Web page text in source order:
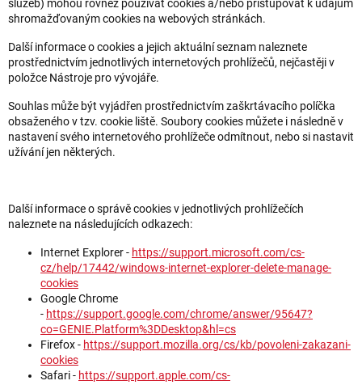
služeb) mohou rovněž používat cookies a/nebo přistupovat k údajům
shromažďovaným cookies na webových stránkách.
Další informace o cookies a jejich aktuální seznam naleznete
prostřednictvím jednotlivých internetových prohlížečů, nejčastěji v
položce Nástroje pro vývojáře.
Souhlas může být vyjádřen prostřednictvím zaškrtávacího políčka
obsaženého v tzv. cookie liště. Soubory cookies můžete i následně v
nastavení svého internetového prohlížeče odmítnout, nebo si nastavit
užívání jen některých.
Další informace o správě cookies v jednotlivých prohlížečích
naleznete na následujících odkazech:
Internet Explorer - https://support.microsoft.com/cs-
cz/help/17442/windows-internet-explorer-delete-manage-
cookies
Google Chrome
- https://support.google.com/chrome/answer/95647?
co=GENIE.Platform%3DDesktop&hl=cs
Firefox - https://support.mozilla.org/cs/kb/povoleni-zakazani-
cookies
Safari - https://support.apple.com/cs-